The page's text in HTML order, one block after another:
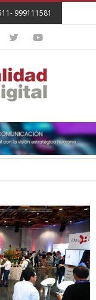
999111581